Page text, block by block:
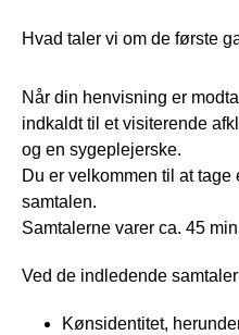
Hvad taler vi om de første
Når din henvisning er
indkaldt til et visiterende
og en sygeplejerske.
Du er velkommen til at tage
samtalen.
Samtalerne varer ca. 45
Ved de indledende
Kønsidentitet,